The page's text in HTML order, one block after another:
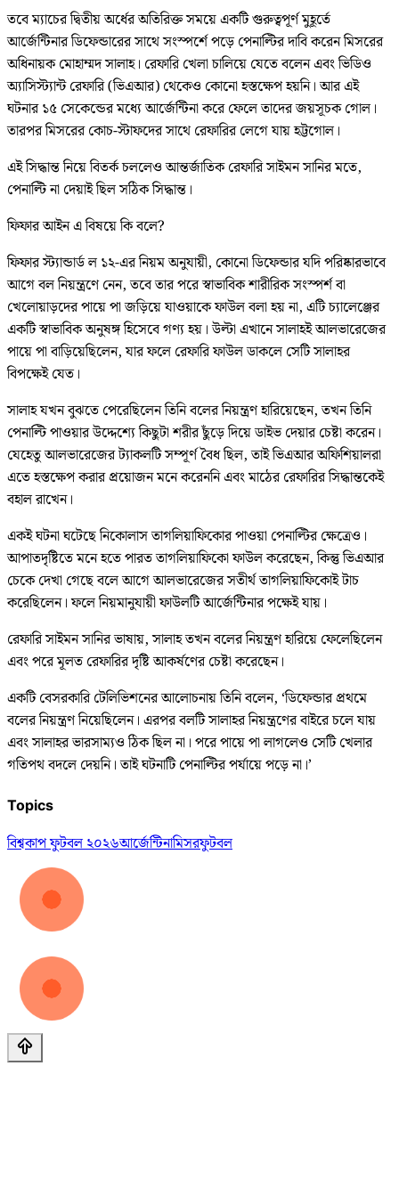
তবে ম্যাচের দ্বিতীয় অর্ধের অতিরিক্ত সময়ে একটি গুরুত্বপূর্ণ মুহূর্তে
আর্জেন্টিনার ডিফেন্ডারের সাথে সংস্পর্শে পড়ে পেনাল্টির দাবি করেন মিসরের
অধিনায়ক মোহাম্মদ সালাহ। রেফারি খেলা চালিয়ে যেতে বলেন এবং ভিডিও
অ্যাসিস্ট্যান্ট রেফারি (ভিএআর) থেকেও কোনো হস্তক্ষেপ হয়নি। আর এই
ঘটনার ১৫ সেকেন্ডের মধ্যে আর্জেন্টিনা করে ফেলে তাদের জয়সূচক গোল।
তারপর মিসরের কোচ-স্টাফদের সাথে রেফারির লেগে যায় হট্টগোল।
এই সিদ্ধান্ত নিয়ে বিতর্ক চললেও আন্তর্জাতিক রেফারি সাইমন সানির মতে,
পেনাল্টি না দেয়াই ছিল সঠিক সিদ্ধান্ত।
ফিফার আইন এ বিষয়ে কি বলে?
ফিফার স্ট্যান্ডার্ড ল ১২-এর নিয়ম অনুযায়ী, কোনো ডিফেন্ডার যদি পরিষ্কারভাবে
আগে বল নিয়ন্ত্রণে নেন, তবে তার পরে স্বাভাবিক শারীরিক সংস্পর্শ বা
খেলোয়াড়দের পায়ে পা জড়িয়ে যাওয়াকে ফাউল বলা হয় না, এটি চ্যালেঞ্জের
একটি স্বাভাবিক অনুষঙ্গ হিসেবে গণ্য হয়। উল্টা এখানে সালাহই আলভারেজের
পায়ে পা বাড়িয়েছিলেন, যার ফলে রেফারি ফাউল ডাকলে সেটি সালাহর
বিপক্ষেই যেত।
সালাহ যখন বুঝতে পেরেছিলেন তিনি বলের নিয়ন্ত্রণ হারিয়েছেন, তখন তিনি
পেনাল্টি পাওয়ার উদ্দেশ্যে কিছুটা শরীর ছুঁড়ে দিয়ে ডাইভ দেয়ার চেষ্টা করেন।
যেহেতু আলভারেজের ট্যাকলটি সম্পূর্ণ বৈধ ছিল, তাই ভিএআর অফিশিয়ালরা
এতে হস্তক্ষেপ করার প্রয়োজন মনে করেননি এবং মাঠের রেফারির সিদ্ধান্তকেই
বহাল রাখেন।
একই ঘটনা ঘটেছে নিকোলাস তাগলিয়াফিকোর পাওয়া পেনাল্টির ক্ষেত্রেও।
আপাতদৃষ্টিতে মনে হতে পারত তাগলিয়াফিকো ফাউল করেছেন, কিন্তু ভিএআর
চেকে দেখা গেছে বলে আগে আলভারেজের সতীর্থ তাগলিয়াফিকোই টাচ
করেছিলেন। ফলে নিয়মানুযায়ী ফাউলটি আর্জেন্টিনার পক্ষেই যায়।
রেফারি সাইমন সানির ভাষায়, সালাহ তখন বলের নিয়ন্ত্রণ হারিয়ে ফেলেছিলেন
এবং পরে মূলত রেফারির দৃষ্টি আকর্ষণের চেষ্টা করেছেন।
একটি বেসরকারি টেলিভিশনের আলোচনায় তিনি বলেন, ‘ডিফেন্ডার প্রথমে
বলের নিয়ন্ত্রণ নিয়েছিলেন। এরপর বলটি সালাহর নিয়ন্ত্রণের বাইরে চলে যায়
এবং সালাহর ভারসাম্যও ঠিক ছিল না। পরে পায়ে পা লাগলেও সেটি খেলার
গতিপথ বদলে দেয়নি। তাই ঘটনাটি পেনাল্টির পর্যায়ে পড়ে না।’
Topics
বিশ্বকাপ ফুটবল ২০২৬আর্জেন্টিনামিসরফুটবল